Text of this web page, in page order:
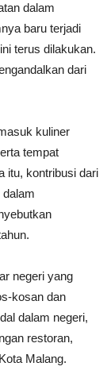
dalam
baru terjadi
terus dilakukan.
dari
kuliner
tempat
itu, kontribusi dari
dalam
negeri yang
kosan dan
dalam negeri,
restoran,
Malang.